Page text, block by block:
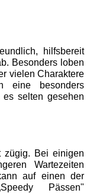
hilfsbereit
Besonders loben
vielen Charaktere
eine besonders
selten gesehen
zügig. Bei einigen
Wartezeiten
auf einen der
Pässen"